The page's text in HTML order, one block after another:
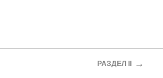
РАЗДЕЛ II →